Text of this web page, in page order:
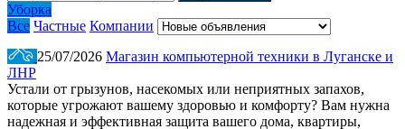
Уборка
Все Частные Компании
25/07/2026 Магазин компьютерной техники в Луганске и
ЛНР
Устали от грызунов, насекомых или неприятных запахов,
которые угрожают вашему здоровью и комфорту? Вам нужна
надежная и эффективная защита вашего дома, квартиры,